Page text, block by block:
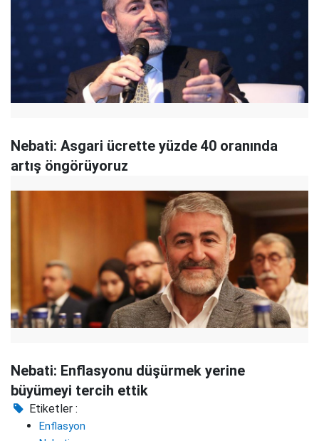
Nebati: Asgari ücrette yüzde 40 oranında
artış öngörüyoruz
Nebati: Enflasyonu düşürmek yerine
büyümeyi tercih ettik
Etiketler :
Enflasyon